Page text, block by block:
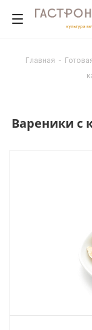
Главная -
Вареники с